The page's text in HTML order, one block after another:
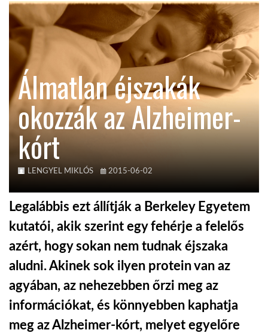
HÍR3D
TROPICALMAGAZIN
GLOBOTV
AFRIKA TUDÁSTÁR
A NAP SZÉPE
LINKTR.EE
GLOBOZSARU
DOBRAVERO.HU
LATIMO.HU
Álmatlan éjszakák
okozzák az Alzheimer-
kórt
LENGYEL MIKLÓS 2015-06-02
Legalábbis ezt állítják a Berkeley Egyetem
kutatói, akik szerint egy fehérje a felelős
azért, hogy sokan nem tudnak éjszaka
aludni. Akinek sok ilyen protein van az
agyában, az nehezebben őrzi meg az
információkat, és könnyebben kaphatja
meg az Alzheimer-kórt, melyet egyelőre